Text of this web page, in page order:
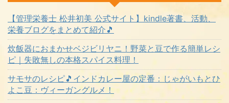
【管理栄養士 松井初美 公式サイト】kindle著書、活動、
栄養ブログをまとめて紹介🎵
炊飯器におまかせベジビリヤニ！野菜と豆で作る簡単レシ
ピ｜失敗無しの本格スパイス料理！
サモサのレシピ🎵インドカレー屋の定番：じゃがいもとひ
よこ豆：ヴィーガングルメ！